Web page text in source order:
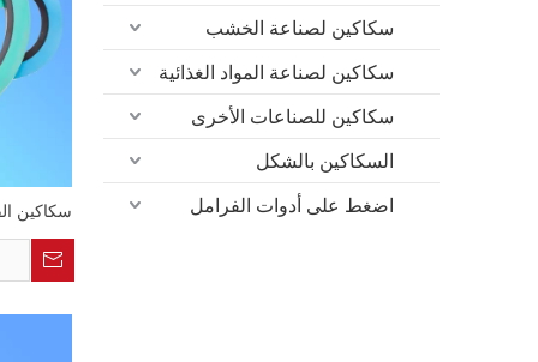
سكاكين
سكاكين لصناعة الخشب
سكاكين لصناعة المواد الغذائية
سكاكين للصناعات الأخرى
السكاكين بالشكل
اضغط على أدوات الفرامل